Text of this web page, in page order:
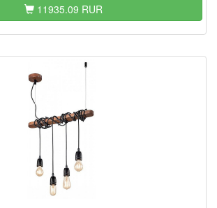
11935.09 RUR